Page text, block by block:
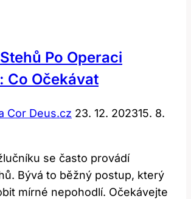
Po Operaci
Co Očekávat
Cor Deus.cz 23. 12. 202315. 8.
se často provádí
Bývá to běžný postup, který
mírné nepohodlí. Očekávejte